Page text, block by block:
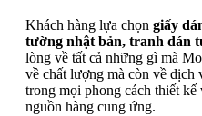
Khách hàng lựa chọn giấy
tường nhật bản, tranh dán
lòng về tất cả những gì mà
về chất lượng mà còn về dịch
trong mọi phong cách thiết kế
nguồn hàng cung ứng.